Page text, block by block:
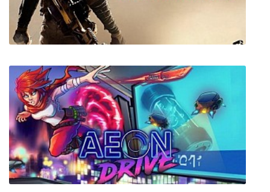
Crysis: Remastered
Sniper Ghost Warrior Contracts 2 + все DLC